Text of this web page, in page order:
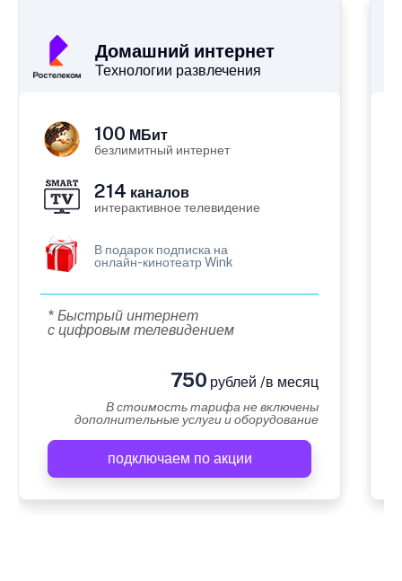
Домашний интернет
Технологии развлечения
100 МБит
безлимитный интернет
214 каналов
интерактивное телевидение
В подарок подписка на
онлайн-кинотеатр Wink
* Быстрый интернет
с цифровым телевидением
750 рублей /в месяц
В стоимость тарифа не включены
дополнительные услуги и оборудование
подключаем по акции